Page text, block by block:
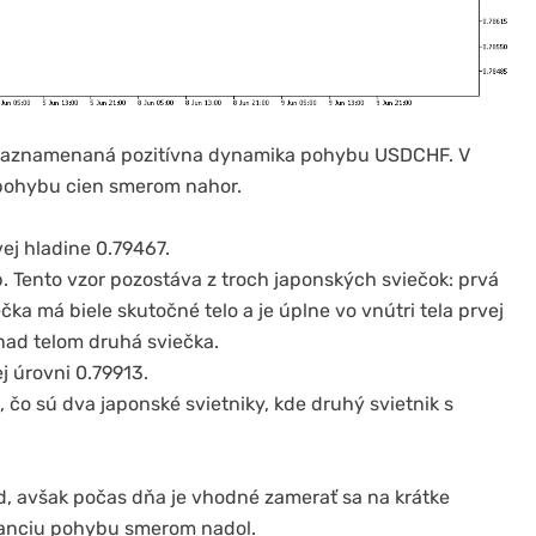
pozitívna dynamika pohybu USDCHF. V
cien smerom nahor.
hladine 0.79467.
Tento vzor pozostáva z troch japonských sviečok: prvá
má biele skutočné telo a je úplne vo vnútri tela prvej
telom druhá sviečka.
úrovni 0.79913.
sú dva japonské svietniky, kde druhý svietnik s
počas dňa je vhodné zamerať sa na krátke
pohybu smerom nadol.